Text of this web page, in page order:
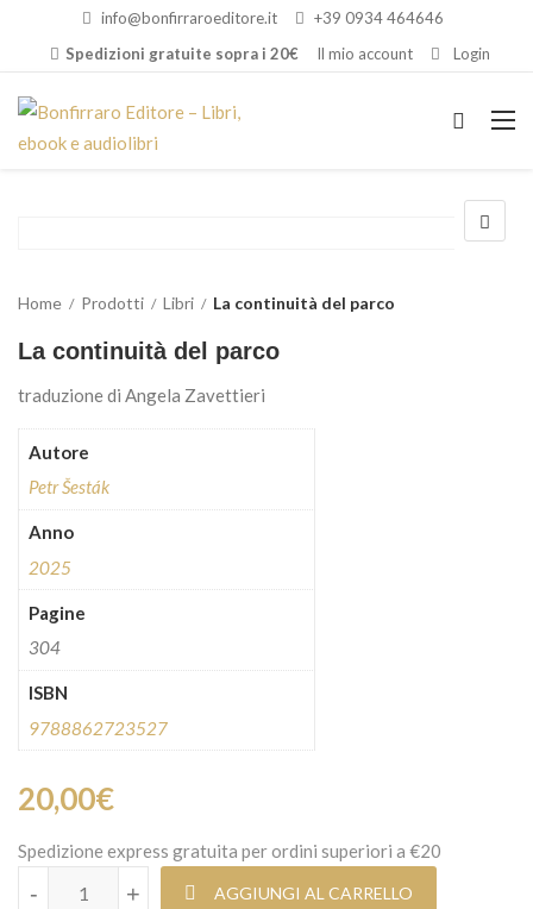
info@bonfirraroeditore.it
+39 0934 464646
Spedizioni gratuite sopra i 20€
Il mio account Login
Home Prodotti Libri La continuità del parco
La continuità del parco
traduzione di Angela Zavettieri
Autore
Petr Šesták
Anno
2025
Pagine
304
ISBN
9788862723527
20,00€
Spedizione express gratuita per ordini superiori a €20
La continuità del parco quantità
+
- AGGIUNGI AL CARRELLO